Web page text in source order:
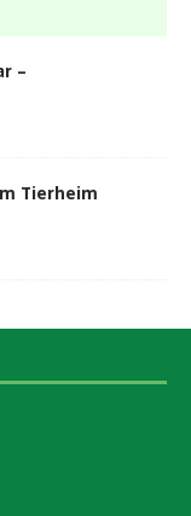
–
Tierheim